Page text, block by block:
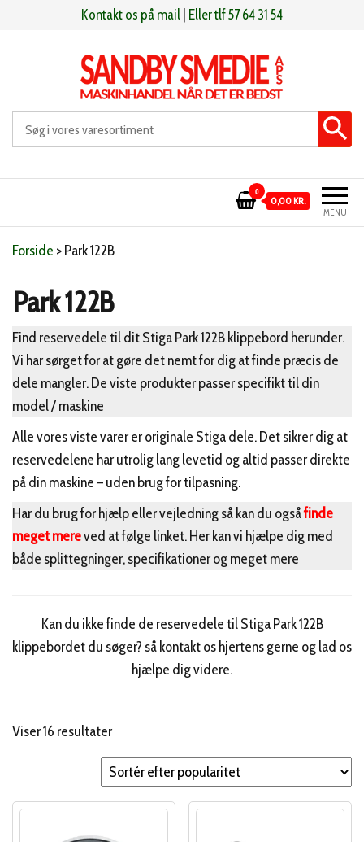
Kontakt os på mail Eller tlf 57 64 31 54
Sandby smeden Maskinhandel når det er bedst
MENU
0
0,00 KR.
Forside >Park 122B
Park 122B
Find reservedele til dit Stiga Park 122B klippebord herunder.
Vi har sørget for at gøre det nemt for dig at finde præcis de
dele mangler. De viste produkter passer specifikt til din
model / maskine
Alle vores viste varer er originale Stiga dele. Det sikrer dig at
reservedelene har utrolig lang levetid og altid passer direkte
på din maskine – uden brug for tilpasning.
Har du brug for hjælp eller vejledning så kan du ogsåfinde
meget mereved at følge linket. Her kan vi hjælpe dig med
både splittegninger, specifikationer og meget mere
Kan du ikke finde de reservedele til Stiga Park 122B
klippebordet du søger? så kontakt os hjertens gerne og lad os
hjælpe dig videre.
Viser 16 resultaterSorteret
efter
popularitet